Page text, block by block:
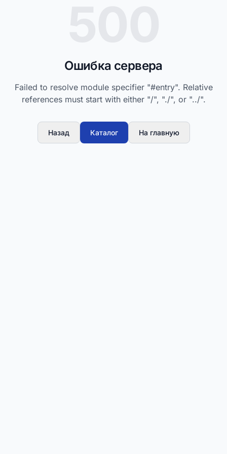
Ошибка сервера
Failed to resolve module specifier "#entry". Relative
references must start with either "/", "./", or "../".
Назад Каталог На главную